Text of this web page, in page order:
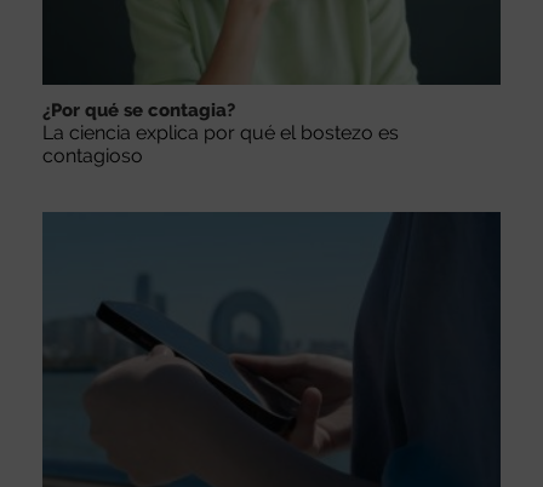
¿Por qué se contagia?
La ciencia explica por qué el bostezo es
contagioso